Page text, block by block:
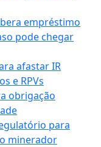
empréstimo
pode chegar
afastar IR
e RPVs
obrigação
para
minerador